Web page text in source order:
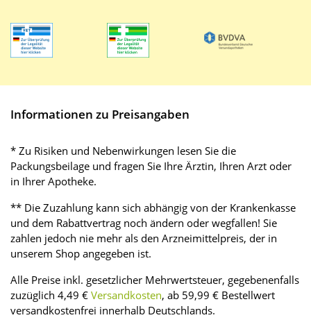
Informationen zu Preisangaben
* Zu Risiken und Nebenwirkungen lesen Sie die
Packungsbeilage und fragen Sie Ihre Ärztin, Ihren Arzt oder
in Ihrer Apotheke.
** Die Zuzahlung kann sich abhängig von der Krankenkasse
und dem Rabattvertrag noch ändern oder wegfallen! Sie
zahlen jedoch nie mehr als den Arzneimittelpreis, der in
unserem Shop angegeben ist.
Alle Preise inkl. gesetzlicher Mehrwertsteuer, gegebenenfalls
zuzüglich 4,49 € Versandkosten, ab 59,99 € Bestellwert
versandkostenfrei innerhalb Deutschlands.